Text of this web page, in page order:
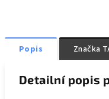
Popis Značka
Detailní popis